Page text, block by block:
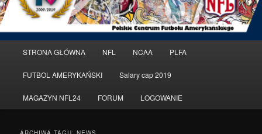
główne
Przeskocz
do
tekstu
Przeskocz
do
widgetów
STRONA GŁÓWNA NFL NCAA PLFA
FUTBOL AMERYKAŃSKI Salary cap 2019
MAGAZYN NFL24 FORUM LOGOWANIE